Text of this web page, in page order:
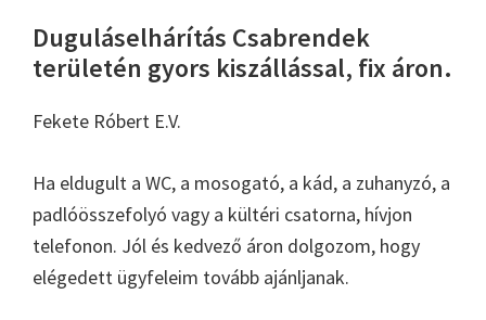
Duguláselhárítás Csabrendek
területén gyors kiszállással, fix áron.
Fekete Róbert E.V.
Ha eldugult a WC, a mosogató, a kád, a zuhanyzó, a
padlóösszefolyó vagy a kültéri csatorna, hívjon
telefonon. Jól és kedvező áron dolgozom, hogy
elégedett ügyfeleim tovább ajánljanak.